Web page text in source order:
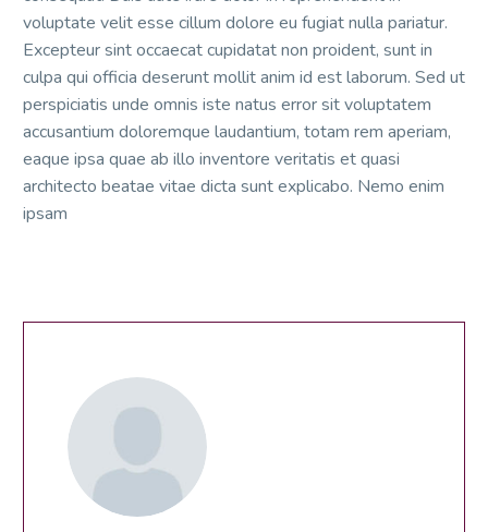
voluptate velit esse cillum dolore eu fugiat nulla pariatur.
Excepteur sint occaecat cupidatat non proident, sunt in
culpa qui officia deserunt mollit anim id est laborum. Sed ut
perspiciatis unde omnis iste natus error sit voluptatem
accusantium doloremque laudantium, totam rem aperiam,
eaque ipsa quae ab illo inventore veritatis et quasi
architecto beatae vitae dicta sunt explicabo. Nemo enim
ipsam